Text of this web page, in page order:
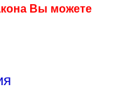
Вы можете